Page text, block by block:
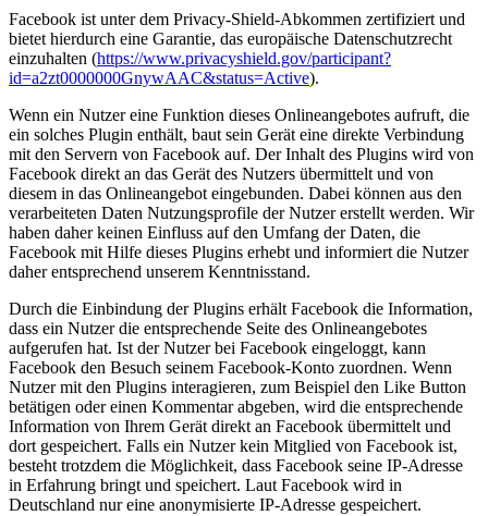
Facebook ist unter dem Privacy-Shield-Abkommen zertifiziert und
bietet hierdurch eine Garantie, das europäische Datenschutzrecht
einzuhalten (https://www.privacyshield.gov/participant?
id=a2zt0000000GnywAAC&status=Active).
Wenn ein Nutzer eine Funktion dieses Onlineangebotes aufruft, die
ein solches Plugin enthält, baut sein Gerät eine direkte Verbindung
mit den Servern von Facebook auf. Der Inhalt des Plugins wird von
Facebook direkt an das Gerät des Nutzers übermittelt und von
diesem in das Onlineangebot eingebunden. Dabei können aus den
verarbeiteten Daten Nutzungsprofile der Nutzer erstellt werden. Wir
haben daher keinen Einfluss auf den Umfang der Daten, die
Facebook mit Hilfe dieses Plugins erhebt und informiert die Nutzer
daher entsprechend unserem Kenntnisstand.
Durch die Einbindung der Plugins erhält Facebook die Information,
dass ein Nutzer die entsprechende Seite des Onlineangebotes
aufgerufen hat. Ist der Nutzer bei Facebook eingeloggt, kann
Facebook den Besuch seinem Facebook-Konto zuordnen. Wenn
Nutzer mit den Plugins interagieren, zum Beispiel den Like Button
betätigen oder einen Kommentar abgeben, wird die entsprechende
Information von Ihrem Gerät direkt an Facebook übermittelt und
dort gespeichert. Falls ein Nutzer kein Mitglied von Facebook ist,
besteht trotzdem die Möglichkeit, dass Facebook seine IP-Adresse
in Erfahrung bringt und speichert. Laut Facebook wird in
Deutschland nur eine anonymisierte IP-Adresse gespeichert.